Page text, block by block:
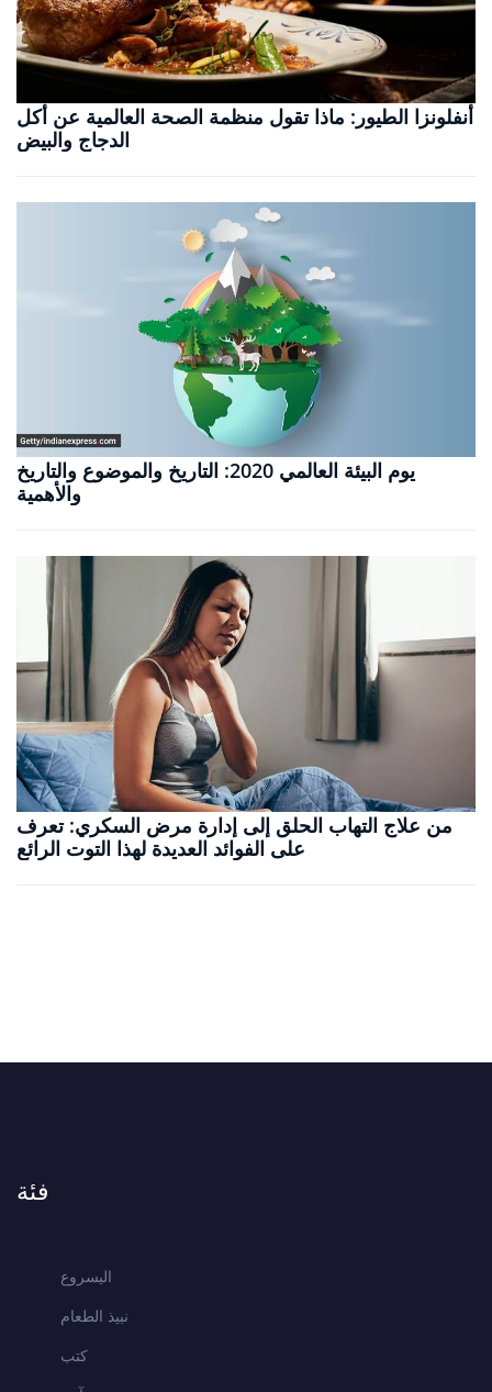
أنفلونزا الطيور: ماذا تقول منظمة الصحة العالمية عن أكل
الدجاج والبيض
يوم البيئة العالمي 2020: التاريخ والموضوع والتاريخ
والأهمية
من علاج التهاب الحلق إلى إدارة مرض السكري: تعرف
على الفوائد العديدة لهذا التوت الرائع
فئة
اليسروع
نبيذ الطعام
كتب